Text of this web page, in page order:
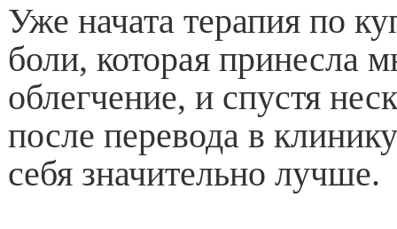
Уже начата терапия по
боли, которая принесла
облегчение, и спустя
после перевода в
себя значительно лучше.